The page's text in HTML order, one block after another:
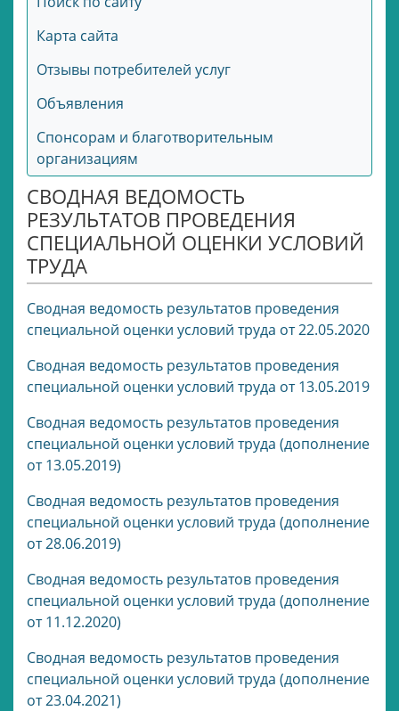
Карта сайта
Отзывы потребителей услуг
Объявления
Спонсорам и благотворительным
организациям
СВОДНАЯ ВЕДОМОСТЬ
РЕЗУЛЬТАТОВ ПРОВЕДЕНИЯ
СПЕЦИАЛЬНОЙ ОЦЕНКИ УСЛОВИЙ
ТРУДА
Сводная ведомость результатов проведения
специальной оценки условий труда от 22.05.2020
Сводная ведомость результатов проведения
специальной оценки условий труда от 13.05.2019
Сводная ведомость результатов проведения
специальной оценки условий труда (дополнение
от 13.05.2019)
Сводная ведомость результатов проведения
специальной оценки условий труда (дополнение
от 28.06.2019)
Сводная ведомость результатов проведения
специальной оценки условий труда (дополнение
от 11.12.2020)
Сводная ведомость результатов проведения
специальной оценки условий труда (дополнение
от 23.04.2021)